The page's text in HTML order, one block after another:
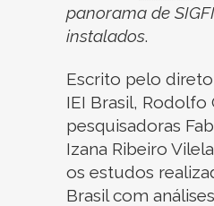
panorama de
instalados.
Escrito pelo
IEI Brasil, Rodolfo
pesquisadoras
Izana Ribeiro
os estudos
Brasil com